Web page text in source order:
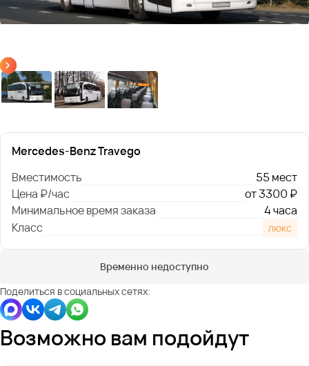
Mercedes-Benz Travego
Вместимость
55 мест
Цена ₽/час
от 3300 ₽
Минимальное время заказа
4 часа
Класс
люкс
Временно недоступно
Поделиться в социальных сетях:
Возможно вам подойдут